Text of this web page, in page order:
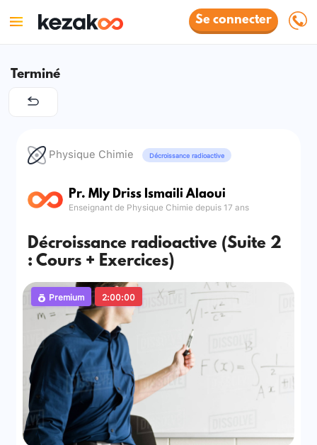
Se connecter
Terminé
Physique Chimie Décroissance radioactive
Pr. Mly Driss Ismaili Alaoui
Enseignant de Physique Chimie depuis 17 ans
Décroissance radioactive (Suite 2
: Cours + Exercices)
Premium 2:00:00